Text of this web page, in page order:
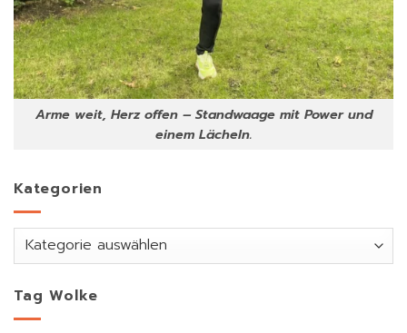
Arme weit, Herz offen – Standwaage mit Power und
einem Lächeln.
Kategorien
Kategorien
Tag Wolke